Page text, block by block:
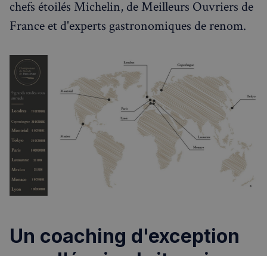
chefs étoilés Michelin, de Meilleurs Ouvriers de
France et d'experts gastronomiques de renom.
Un coaching d'exception